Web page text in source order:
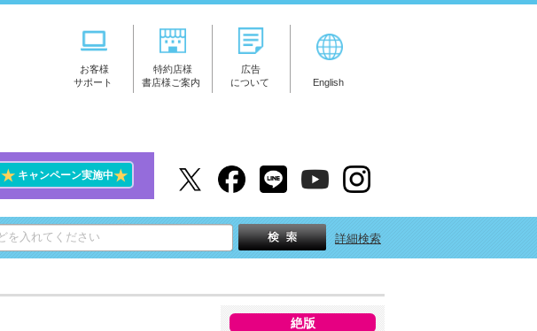
お客様
サポート
特約店様
書店様ご案内
広告
について
English
★キャンペーン実施中★
詳細検索
絶版